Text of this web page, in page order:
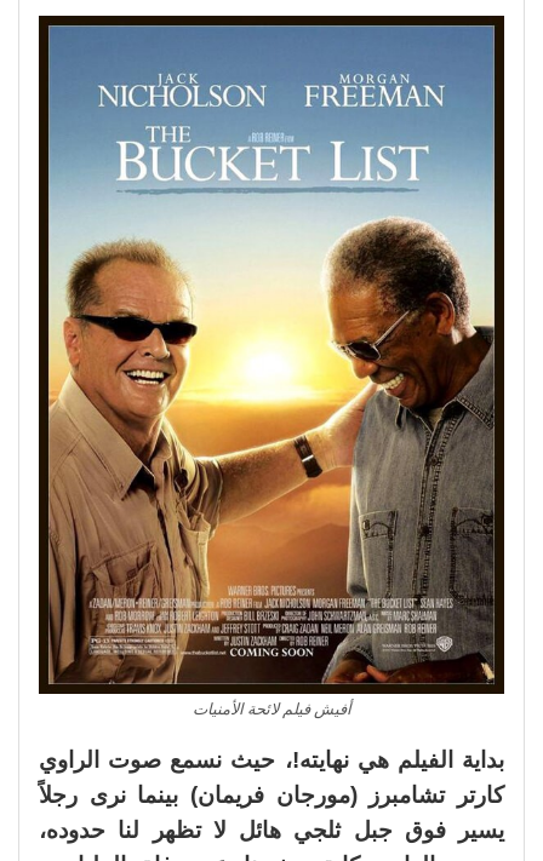
أفيش فيلم لائحة الأمنيات
بداية الفيلم هي نهايته!، حيث نسمع صوت الراوي
كارتر تشامبرز (مورجان فريمان) بينما نرى رجلاً
يسير فوق جبل ثلجي هائل لا تظهر لنا حدوده،